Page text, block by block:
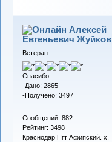
Алексей
Евгеньевич Жуйков
Ветеран
Спасибо
-Дано: 2865
-Получено: 3497
Сообщений: 882
Рейтинг: 3498
Краснодар Пгт Афипский. х.